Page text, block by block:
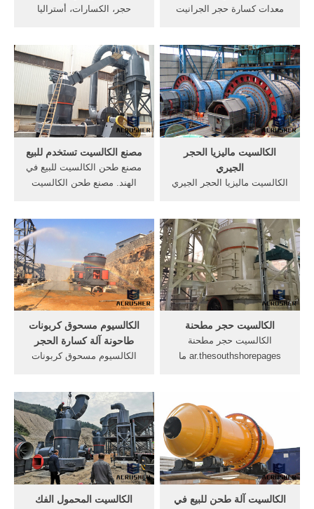
حجر، الكسارات، أستراليا
الصين و كسارة أستراليا
كسارات Live Chat/يحصل على
معلومات, الكسارات لبنة للبيع
في أستراليا .
معدات كسارة حجر الجرانيت
في هونغ كونغ. استقر اللاجئون
في محجر مهجور، ولكن سرعان
ما وجدت والاستيلاء عليها
Madame Tussauds Wax
Museum Hong Kong Travel
China Guide ...
مصنع الكالسيت تستخدم للبيع
مصنع طحن الكالسيت للبيع في
الهند. مصنع طحن الكالسيت
الكالسيت عملية التصنيع من
مسحوق تستخدم معدات سحق
للبيع اقرأ أكثر الكالسيت طحن
بابا آلة حجر سحق machiery
للبيع .
الكالسيت ماليزيا الحجر
الجيري
الكالسيت ماليزيا الحجر الجيري
له كيميائياً CaCO 3) هو حجر
رسوبي ناشئ من رواسب أحياء
مائية متكلسة كالمرجان
والمنخربات والرخويات و ...
الكالسيوم مسحوق كربونات
طاحونة آلة كسارة الحجر
الكالسيوم مسحوق كربونات
الفكية (الكسارة الفكية) ،
الكسارة المخروطية ، الكسارة
العمودية ومعدات التكسير
الأخرى المطاحن: مطحنة
ريموند ، مطحنة شبه منحرف ،
مطحنة عمودية.
الكالسيت حجر مطحنة
الكالسيت حجر مطحنة
ar.thesouthshorepages ما
آلة الذرة ، الذرة مطحنة, ما
سعر . الحصول على السعر
والدعم عبر الإنترنت » ‫الفلسبار
مطحنة الصور‬‎ - YouTube
الكالسيت المحمول الفك
الكالسيت آلة طحن للبيع في